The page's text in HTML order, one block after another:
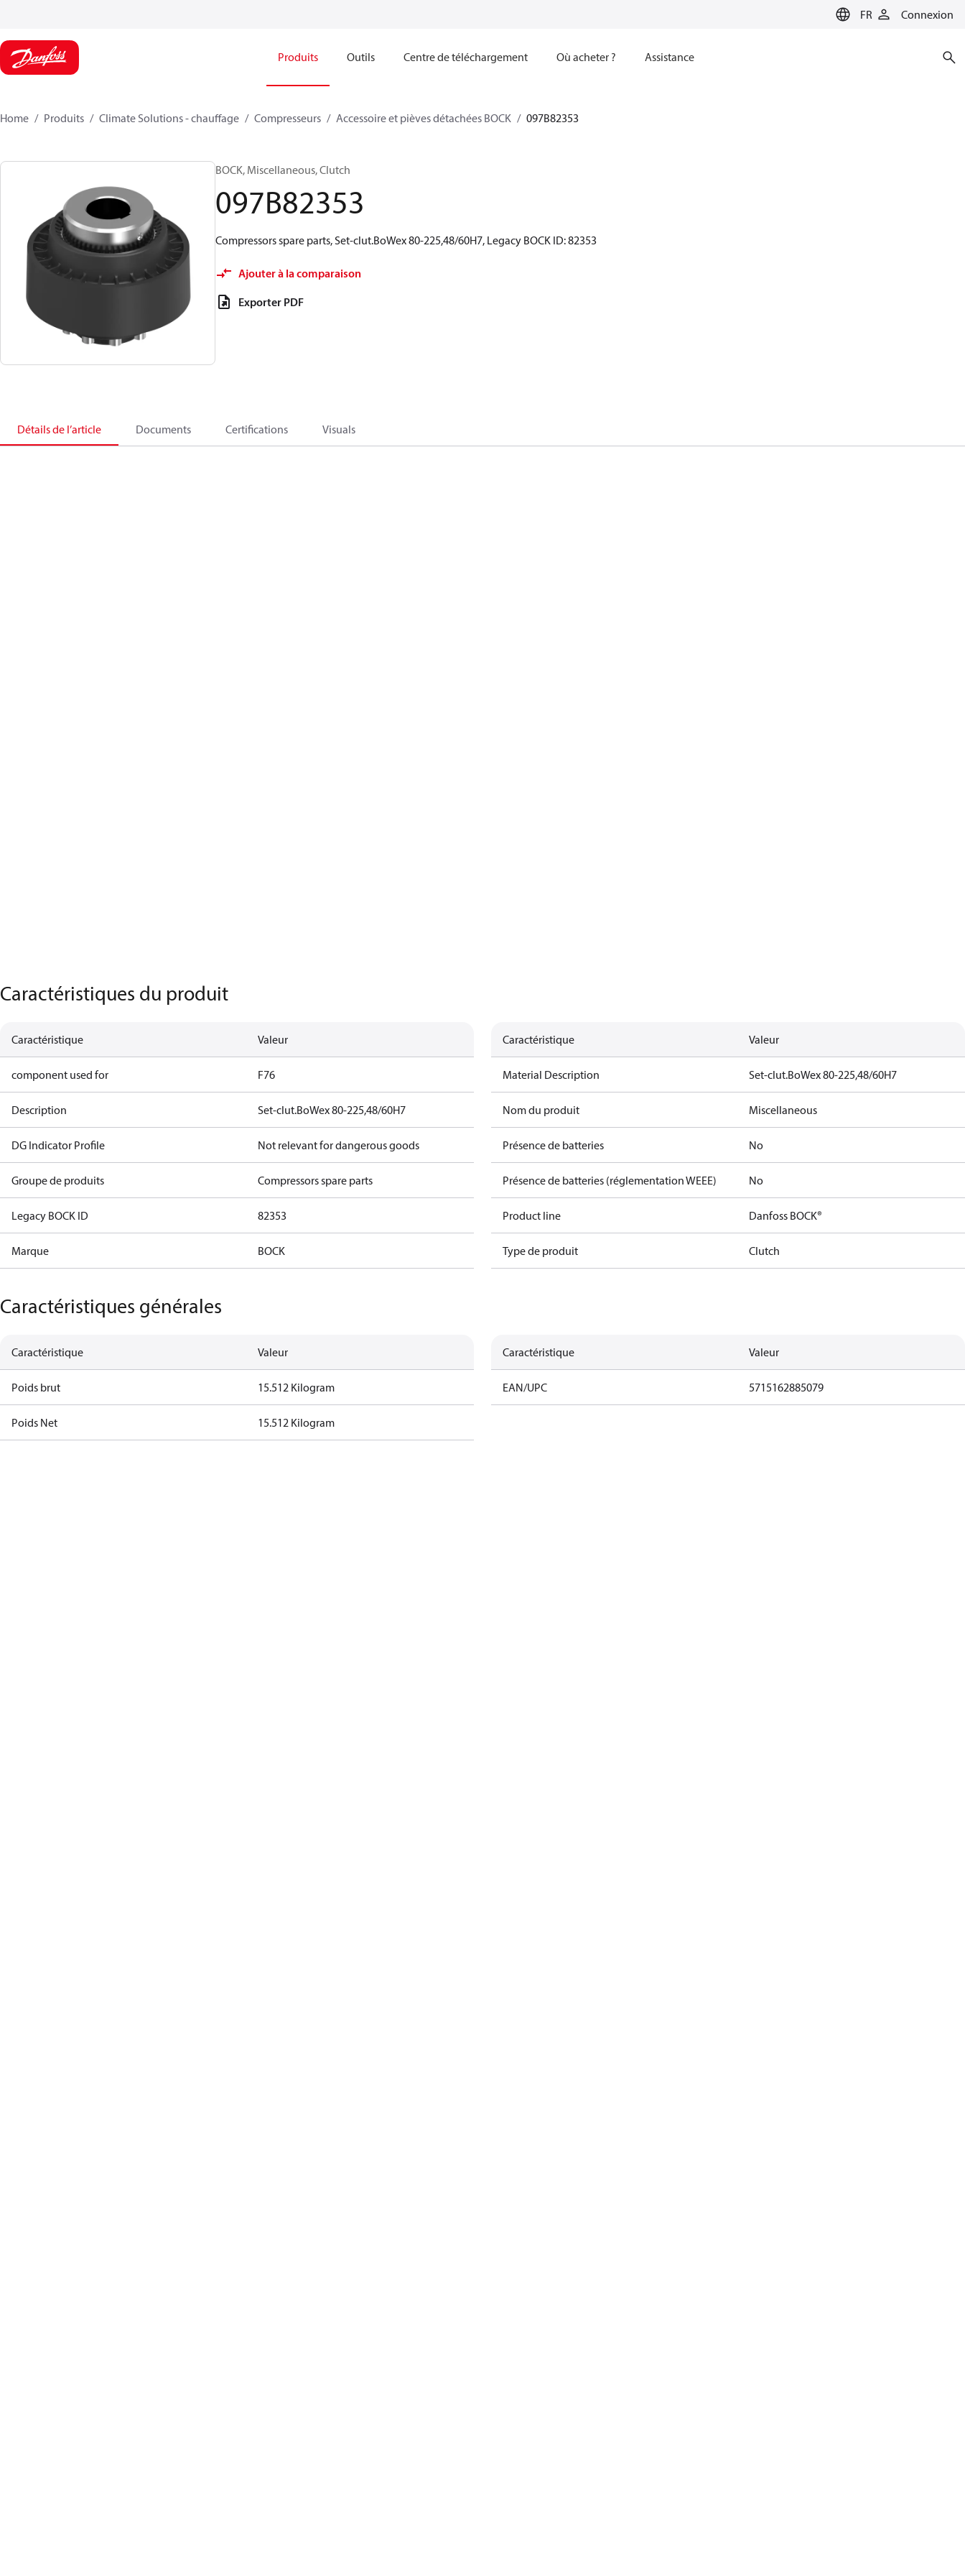
FR Connexion
Produits Outils Centre de téléchargement Où acheter ? Assistance
Home Produits Climate Solutions - chauffage Compresseurs Accessoire et pièves détachées BOCK 097B82353
BOCK, Miscellaneous, Clutch
097B82353
Compressors spare parts, Set-clut.BoWex 80-225,48/60H7, Legacy BOCK ID: 82353
Ajouter à la comparaison
Exporter PDF
Détails de l’article Documents Certifications Visuals
Caractéristiques du produit
Caractéristique Valeur
component used for F76
Description Set-clut.BoWex 80-225,48/60H7
DG Indicator Profile Not relevant for dangerous goods
Groupe de produits Compressors spare parts
Legacy BOCK ID 82353
Marque BOCK
Caractéristique Valeur
Material Description Set-clut.BoWex 80-225,48/60H7
Nom du produit Miscellaneous
Présence de batteries No
Présence de batteries (réglementation WEEE) No
Product line Danfoss BOCK®
Type de produit Clutch
Caractéristiques générales
Caractéristique Valeur
Poids brut 15.512 Kilogram
Poids Net 15.512 Kilogram
Caractéristique Valeur
EAN/UPC 5715162885079